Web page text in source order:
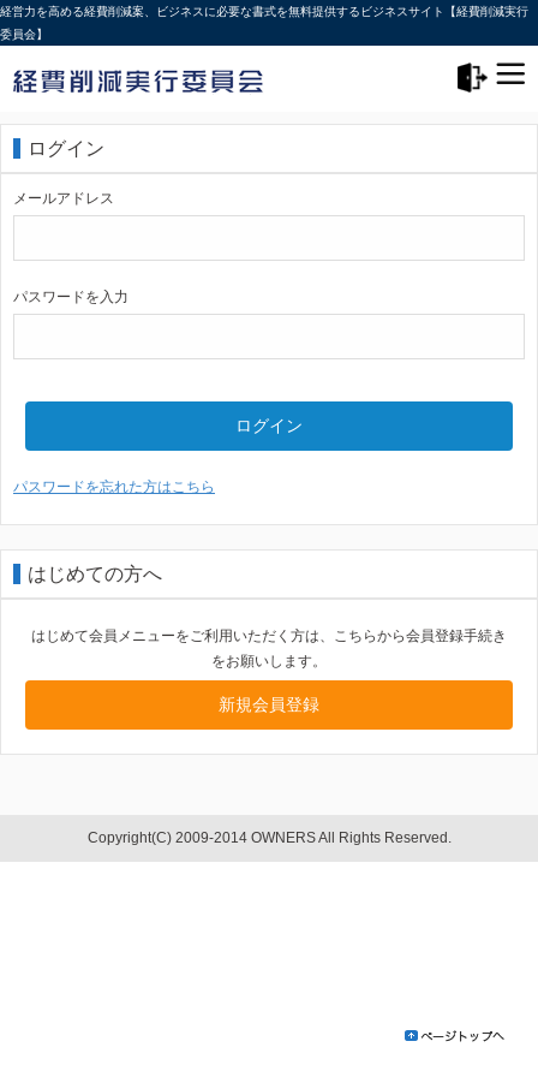
経営力を高める経費削減案、ビジネスに必要な書式を無料提供するビジネスサイト【経費削減実行
委員会】
ログイン
メールアドレス
パスワードを入力
ログイン
パスワードを忘れた方はこちら
はじめての方へ
はじめて会員メニューをご利用いただく方は、こちらから会員登録手続き
をお願いします。
新規会員登録
Copyright(C) 2009-2014 OWNERS All Rights Reserved.